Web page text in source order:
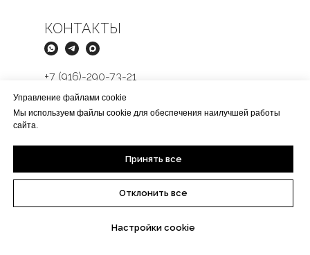
КОНТАКТЫ
Butikmens@yandex.ru
+7 (916)-290-73-21
Управление файлами cookie
Мы используем файлы cookie для обеспечения наилучшей работы
сайта.
Принять все
Отклонить все
Настройки cookie